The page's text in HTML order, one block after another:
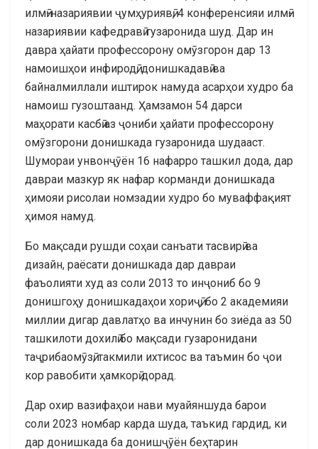
илмӣ-назариявии ҷумҳуриявӣ, 4 конференсияи илмӣ-
назариявии кафедравӣ гузаронида шуд. Дар ин
давра ҳайати профессорону омӯзгорон дар 13
намоишҳои инфиродӣ, донишкадавӣ ва
байналмиллали иштирок намуда асарҳои худро ба
намоиш гузоштаанд. Ҳамзамон 54 дарси
маҳорати касбӣ аз ҷониби ҳайати профессорону
омӯзгорони донишкада гузаронида шудааст.
Шумораи унвонҷӯён 16 нафарро ташкил дода, дар
давраи мазкур як нафар корманди донишкада
ҳимояи рисолаи номзадии худро бо муваффақият
ҳимоя намуд.
Бо мақсади рушди соҳаи санъати тасвирӣ ва
дизайн, раёсати донишкада дар давраи
фаъолияти худ аз соли 2013 то инҷониб бо 9
донишгоҳу донишкадаҳои хориҷӣ, бо 2 академияи
миллии дигар давлатҳо ва инчунин бо зиёда аз 50
ташкилоти дохилӣ бо мақсади гузаронидани
таҷрибаомӯзӣ, такмили ихтисос ва таъмин бо ҷои
кор равобити ҳамкорӣ дорад.
Дар охир вазифаҳои нави муайяншуда барои
соли 2023 номбар карда шуда, таъкид гардид, ки
дар донишкада ба донишҷӯён беҳтарин